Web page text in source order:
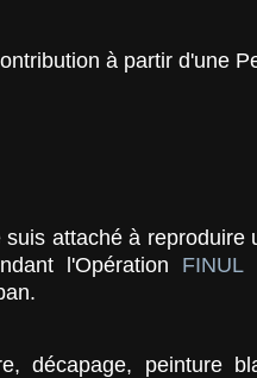
à partir d'une
suis attaché à reproduire
l'Opération FINUL
décapage, peinture